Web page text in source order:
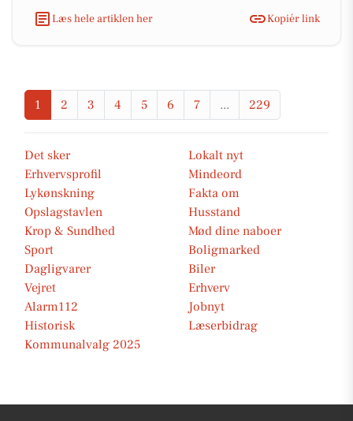
Læs hele artiklen her
Kopiér link
1 2 3 4 5 6 7 ... 229
Det sker
Lokalt nyt
Erhvervsprofil
Mindeord
Lykønskning
Fakta om
Opslagstavlen
Husstand
Krop & Sundhed
Mød dine naboer
Sport
Boligmarked
Dagligvarer
Biler
Vejret
Erhverv
Alarm112
Jobnyt
Historisk
Læserbidrag
Kommunalvalg 2025